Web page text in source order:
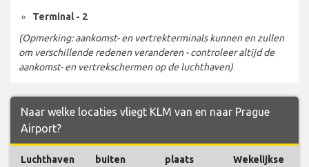
Terminal - 2
(Opmerking: aankomst- en vertrekterminals kunnen en zullen
om verschillende redenen veranderen - controleer altijd de
aankomst- en vertrekschermen op de luchthaven)
Naar welke locaties vliegt KLM van en naar Prague
Airport?
Luchthaven buiten plaats
Wekelijkse